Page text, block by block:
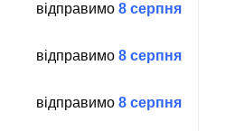
відправимо 8 серпня
відправимо 8 серпня
відправимо 8 серпня